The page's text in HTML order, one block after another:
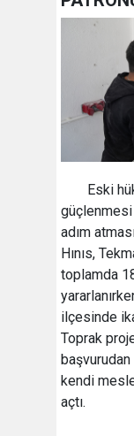
Eski
adım
Hınıs,
toplamda
ilçesinde
Toprak
kendi
açtı.